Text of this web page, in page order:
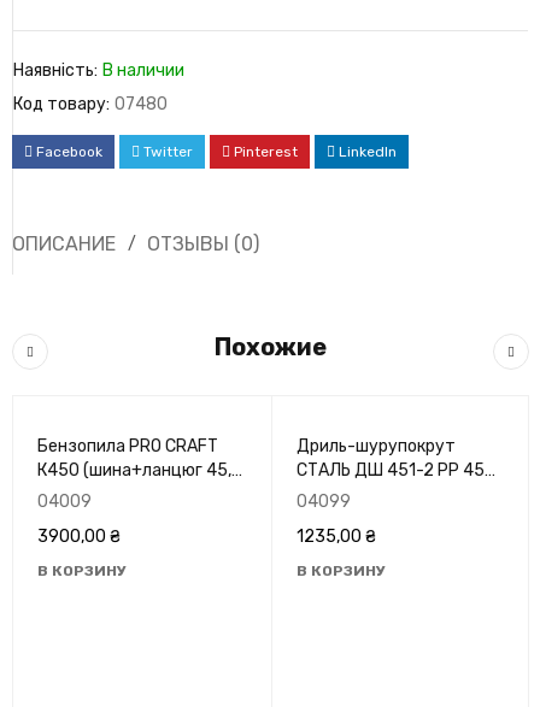
Наявність: В наличии
Код товару: 07480
Facebook Twitter Pinterest LinkedIn
ОПИСАНИЕ ОТЗЫВЫ (0)
Похожие
Бензопила PRO CRAFT
К450 (шина+ланцюг 45,
шина+ланцюг 40) 2020
04009
3900,00 ₴
В КОРЗИНУ
Дриль-шурупокрут
СТАЛЬ ДШ 451-2 РР 450
Вт
04099
1235,00 ₴
В КОРЗИНУ